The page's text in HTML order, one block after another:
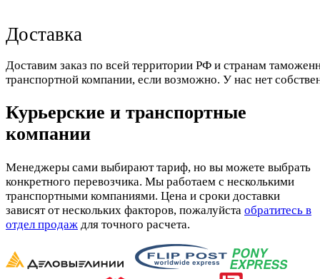
Доставка
Доставим заказ по всей территории РФ и странам
транспортной компании, если возможно. У нас нет
Курьерские и транспортные
компании
Менеджеры сами выбирают тариф, но вы можете выбрать
конкретного перевозчика. Мы работаем с несколькими
транспортными компаниями. Цена и сроки доставки
зависят от нескольких факторов, пожалуйста обратитесь в
отдел продаж для точного расчета.